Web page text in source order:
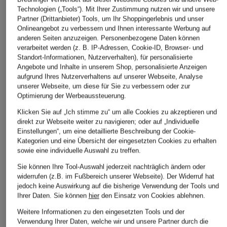
Technologien („Tools“). Mit Ihrer Zustimmung nutzen wir und unsere
Partner (Drittanbieter) Tools, um Ihr Shoppingerlebnis und unser
Onlineangebot zu verbessern und Ihnen interessante Werbung auf
anderen Seiten anzuzeigen. Personenbezogene Daten können
verarbeitet werden (z. B. IP-Adressen, Cookie-ID, Browser- und
Standort-Informationen, Nutzerverhalten), für personalisierte
Angebote und Inhalte in unserem Shop, personalisierte Anzeigen
aufgrund Ihres Nutzerverhaltens auf unserer Webseite, Analyse
unserer Webseite, um diese für Sie zu verbessern oder zur
Optimierung der Werbeaussteuerung.
Klicken Sie auf „Ich stimme zu“ um alle Cookies zu akzeptieren und
direkt zur Webseite weiter zu navigieren; oder auf „Individuelle
Einstellungen“, um eine detaillierte Beschreibung der Cookie-
Kategorien und eine Übersicht der eingesetzten Cookies zu erhalten
sowie eine individuelle Auswahl zu treffen.
Sie können Ihre Tool-Auswahl jederzeit nachträglich ändern oder
widerrufen (z.B. im Fußbereich unserer Webseite). Der Widerruf hat
jedoch keine Auswirkung auf die bisherige Verwendung der Tools und
Ihrer Daten. Sie können hierden Einsatz von Cookies ablehnen.
Weitere Informationen zu den eingesetzten Tools und der
Verwendung Ihrer Daten, welche wir und unsere Partner durch die